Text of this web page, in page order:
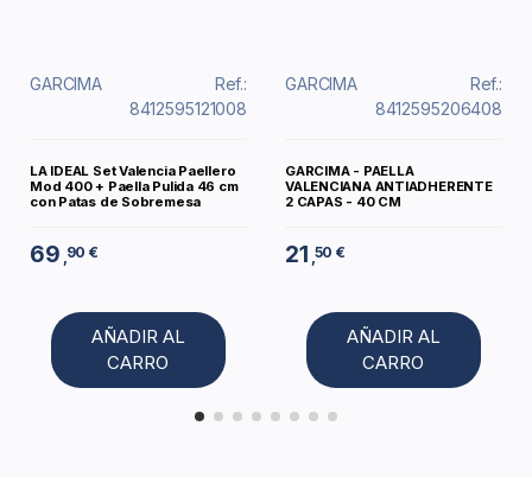
GARCIMA
Ref.:
8412595121008
LA IDEAL Set Valencia Paellero
Mod 400 + Paella Pulida 46 cm
con Patas de Sobremesa
69 ,90 €
AÑADIR AL
CARRO
GARCIMA
Ref.:
8412595206408
GARCIMA - PAELLA
VALENCIANA ANTIADHERENTE
2 CAPAS - 40 CM
21 ,50 €
AÑADIR AL
CARRO